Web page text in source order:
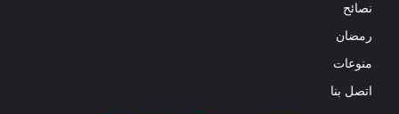
نصائح
رمضان
منوعات
اتصل بنا